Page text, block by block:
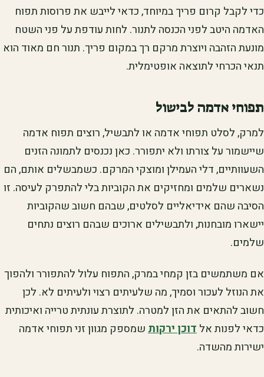
כדי לקבל קרום פריך במיוחד, כדאי לייבש את פרוסות תפוח
האדמה היטב לפני הכנסה לתנור. לחות עודפת על פני השטח
מונעת הזהבה ויוצרת מרקם רך במקום פריך. תנור חם מאוד הוא
תנאי הכרחי לתוצאה אופטימלית.
תפוחי אדמה לבישול
למרק, לסלט תפוחי אדמה או לתבשיל, רוצים תפוח אדמה
שיישמור על צורתו ולא יתפורר. כאן נכנסים לתמונה הזנים
השעוותיים, דלי העמילן ומוצקי המרקם. כשמבשלים אותם, הם
נשארים שלמים ומחזיקים את הקוביות בלי להתפרק לעיסה. זו
הסיבה שהם אידיאליים לסלטים, שבהם חשוב שהקוביות
יישארו מובחנות, ולתבשילים ארוכים שבהם רוצים נתחים
שלמים.
אם משתמשים בזן קמחי במרק, התפוח עלול להתפורר ולהפוך
את הנוזל לעכור וסמיך, מה שלעיתים רצוי ולעיתים לא. לכן
חשוב להתאים את הזן למטרה. לתוצרת עונתית טרייה ואיכותית
כדאי לפנות אלדוכן ירקותשמספק מגוון זני תפוחי אדמה
ישירות מהשדה.